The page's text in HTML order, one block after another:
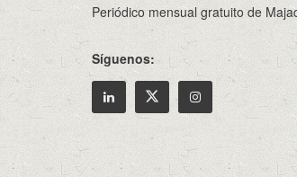
Periódico mensual gratuito de
Síguenos: